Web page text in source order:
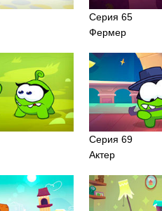
Серия 65
Фермер
Серия 69
Актер